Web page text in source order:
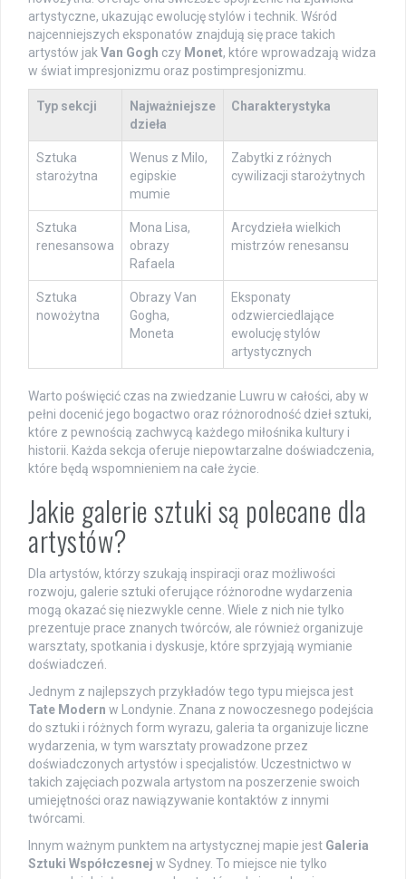
artystyczne, ukazując ewolucję stylów i technik. Wśród
najcenniejszych eksponatów znajdują się prace takich
artystów jak Van Gogh czy Monet, które wprowadzają widza
w świat impresjonizmu oraz postimpresjonizmu.
Typ sekcji
Najważniejsze
dzieła
Charakterystyka
Sztuka
starożytna
Wenus z Milo,
egipskie
mumie
Zabytki z różnych
cywilizacji starożytnych
Sztuka
renesansowa
Mona Lisa,
obrazy
Rafaela
Arcydzieła wielkich
mistrzów renesansu
Sztuka
nowożytna
Obrazy Van
Gogha,
Moneta
Eksponaty
odzwierciedlające
ewolucję stylów
artystycznych
Warto poświęcić czas na zwiedzanie Luwru w całości, aby w
pełni docenić jego bogactwo oraz różnorodność dzieł sztuki,
które z pewnością zachwycą każdego miłośnika kultury i
historii. Każda sekcja oferuje niepowtarzalne doświadczenia,
które będą wspomnieniem na całe życie.
Jakie galerie sztuki są polecane dla
artystów?
Dla artystów, którzy szukają inspiracji oraz możliwości
rozwoju, galerie sztuki oferujące różnorodne wydarzenia
mogą okazać się niezwykle cenne. Wiele z nich nie tylko
prezentuje prace znanych twórców, ale również organizuje
warsztaty, spotkania i dyskusje, które sprzyjają wymianie
doświadczeń.
Jednym z najlepszych przykładów tego typu miejsca jest
Tate Modern w Londynie. Znana z nowoczesnego podejścia
do sztuki i różnych form wyrazu, galeria ta organizuje liczne
wydarzenia, w tym warsztaty prowadzone przez
doświadczonych artystów i specjalistów. Uczestnictwo w
takich zajęciach pozwala artystom na poszerzenie swoich
umiejętności oraz nawiązywanie kontaktów z innymi
twórcami.
Innym ważnym punktem na artystycznej mapie jest Galeria
Sztuki Współczesnej w Sydney. To miejsce nie tylko